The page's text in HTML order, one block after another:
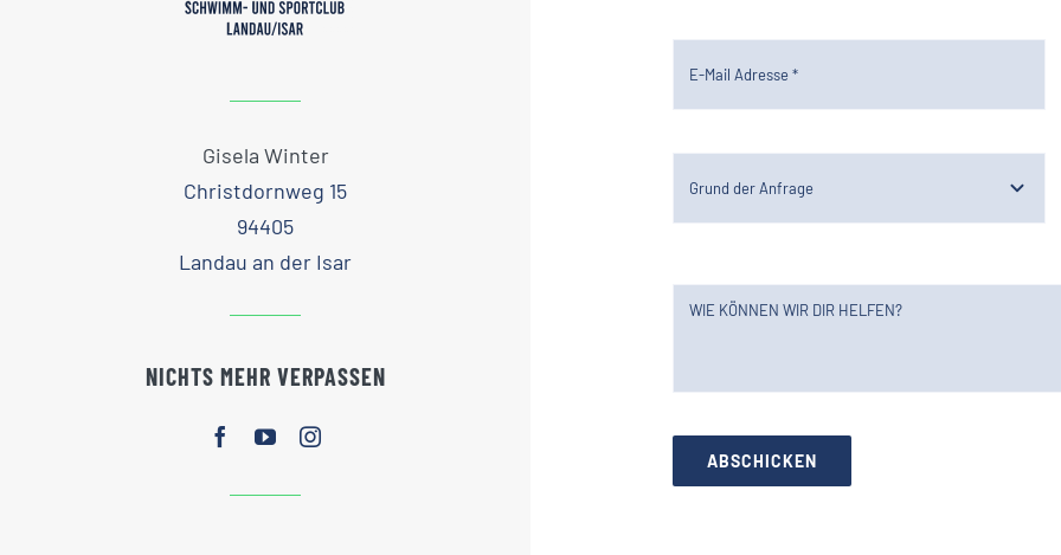
Gisela Winter
Christdornweg 15
94405
Landau an der Isar
NICHTS MEHR VERPASSEN
ABSCHICKEN